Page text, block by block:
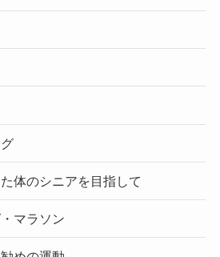
体のシニアを目指して
マラソン